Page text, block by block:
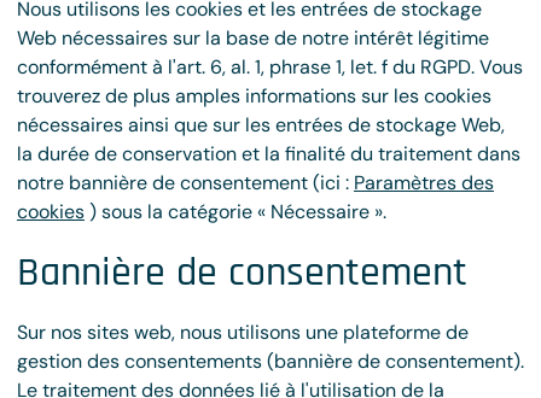
Nous utilisons les cookies et les entrées de stockage
Web nécessaires sur la base de notre intérêt légitime
conformément à l'art. 6, al. 1, phrase 1, let. f du RGPD. Vous
trouverez de plus amples informations sur les cookies
nécessaires ainsi que sur les entrées de stockage Web,
la durée de conservation et la finalité du traitement dans
notre bannière de consentement (ici : Paramètres des
cookies) sous la catégorie « Nécessaire ».
Bannière de consentement
Sur nos sites web, nous utilisons une plateforme de
gestion des consentements (bannière de consentement).
Le traitement des données lié à l'utilisation de la